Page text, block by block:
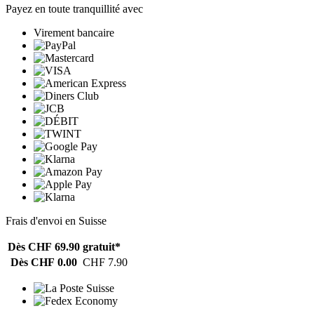
Payez en toute tranquillité avec
Virement bancaire
Frais d'envoi en Suisse
Dès CHF 69.90 gratuit*
Dès CHF 0.00 CHF 7.90